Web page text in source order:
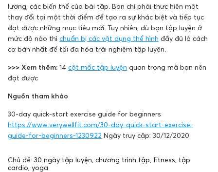
lượng, các biến thể của bài tập. Bạn chỉ phải thực hiện một
thay đổi tại một thời điểm để tạo ra sự khác biệt và tiếp tục
đạt được những mục tiêu mới. Tuy nhiên, dù bạn tập luyện ở
mức độ nào thì chuẩn bị các vật dụng thể hình đầy đủ là cách
cơ bản nhất để tối đa hóa trải nghiệm tập luyện.
>>> Xem thêm: 14 cột mốc tập luyện quan trọng mà bạn nên
đạt được
Nguồn tham khảo
30-day quick-start exercise guide for beginners
https://www.verywellfit.com/30-day-quick-start-exercise-
guide-for-beginners-1230922 Ngày truy cập: 30/12/2020
Chủ đề: 30 ngày tập luyện chương trình tập fitness tập
cardio yoga